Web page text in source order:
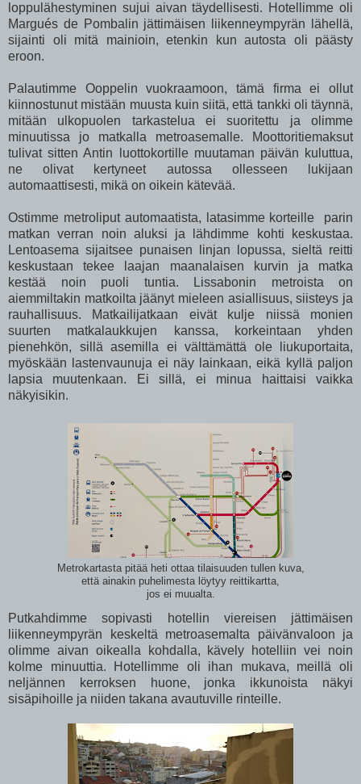
loppulähestyminen sujui aivan täydellisesti. Hotellimme oli
Margués de Pombalin jättimäisen liikenneympyrän lähellä,
sijainti oli mitä mainioin, etenkin kun autosta oli päästy
eroon.
Palautimme Ooppelin vuokraamoon, tämä firma ei ollut
kiinnostunut mistään muusta kuin siitä, että tankki oli täynnä,
mitään ulkopuolen tarkastelua ei suoritettu ja olimme
minuutissa jo matkalla metroasemalle. Moottoritiemaksut
tulivat sitten Antin luottokortille muutaman päivän kuluttua,
ne olivat kertyneet autossa ollesseen lukijaan
automaattisesti, mikä on oikein kätevää.
Ostimme metroliput automaatista, latasimme korteille parin
matkan verran noin aluksi ja lähdimme kohti keskustaa.
Lentoasema sijaitsee punaisen linjan lopussa, sieltä reitti
keskustaan tekee laajan maanalaisen kurvin ja matka
kestää noin puoli tuntia. Lissabonin metroista on
aiemmiltakin matkoilta jäänyt mieleen asiallisuus, siisteys ja
rauhallisuus. Matkailijatkaan eivät kulje niissä monien
suurten matkalaukkujen kanssa, korkeintaan yhden
pienehkön, sillä asemilla ei välttämättä ole liukuportaita,
myöskään lastenvaunuja ei näy lainkaan, eikä kyllä paljon
lapsia muutenkaan. Ei sillä, ei minua haittaisi vaikka
näkyisikin.
Metrokartasta pitää heti ottaa tilaisuuden tullen kuva,
että ainakin puhelimesta löytyy reittikartta,
jos ei muualta.
Putkahdimme sopivasti hotellin viereisen jättimäisen
liikenneympyrän keskeltä metroasemalta päivänvaloon ja
olimme aivan oikealla kohdalla, kävely hotelliin vei noin
kolme minuuttia. Hotellimme oli ihan mukava, meillä oli
neljännen kerroksen huone, jonka ikkunoista näkyi
sisäpihoille ja niiden takana avautuville rinteille.